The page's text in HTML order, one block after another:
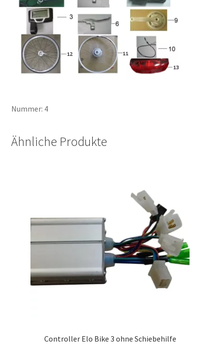
Nummer: 4
Ähnliche Produkte
Controller Elo Bike 3 ohne Schiebehilfe